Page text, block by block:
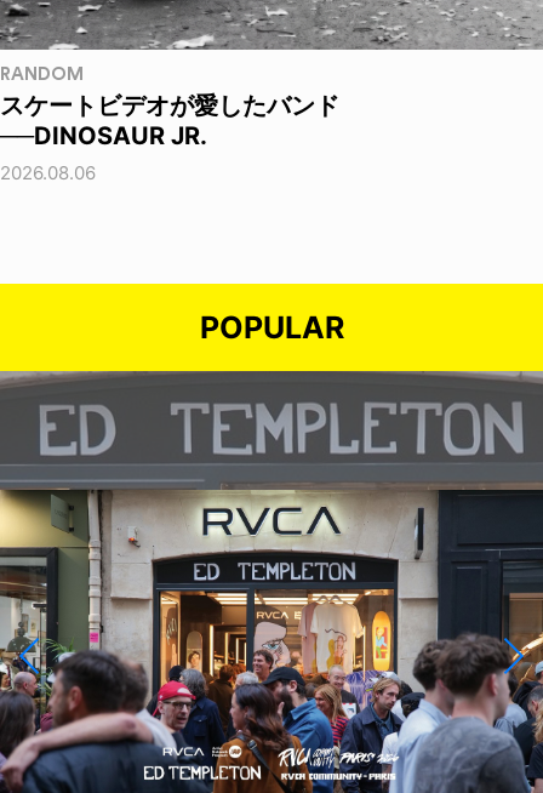
RANDOM
スケートビデオが愛したバンド
──DINOSAUR JR.
2026.08.06
POPULAR